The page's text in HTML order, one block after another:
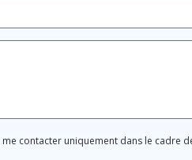
me contacter uniquement dans le cadre